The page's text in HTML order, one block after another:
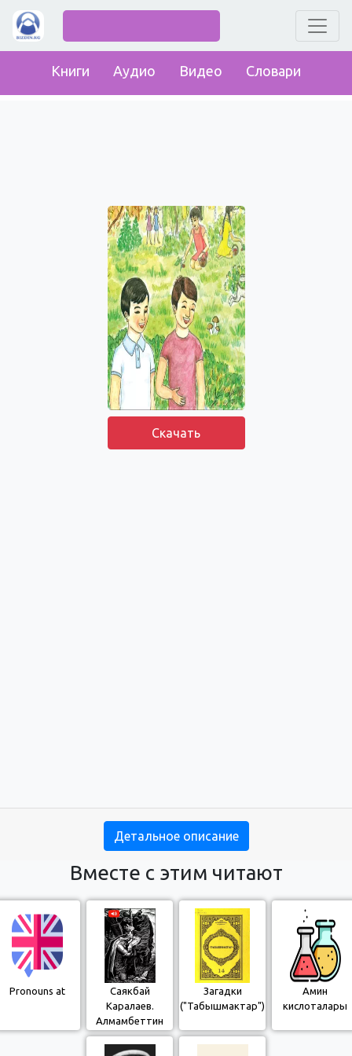
Книги Аудио Видео Словари
Скачать
Детальное описание
Вместе с этим читают
Pronouns at
Саякбай
Каралаев.
Алмамбеттин
арманы
Загадки
("Табышмактар")
Амин
кислоталары